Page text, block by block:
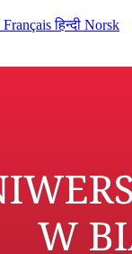
Françaisहिन्दी Norsk